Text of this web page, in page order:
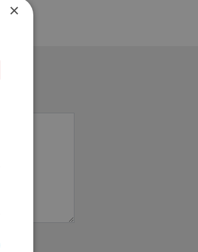
×